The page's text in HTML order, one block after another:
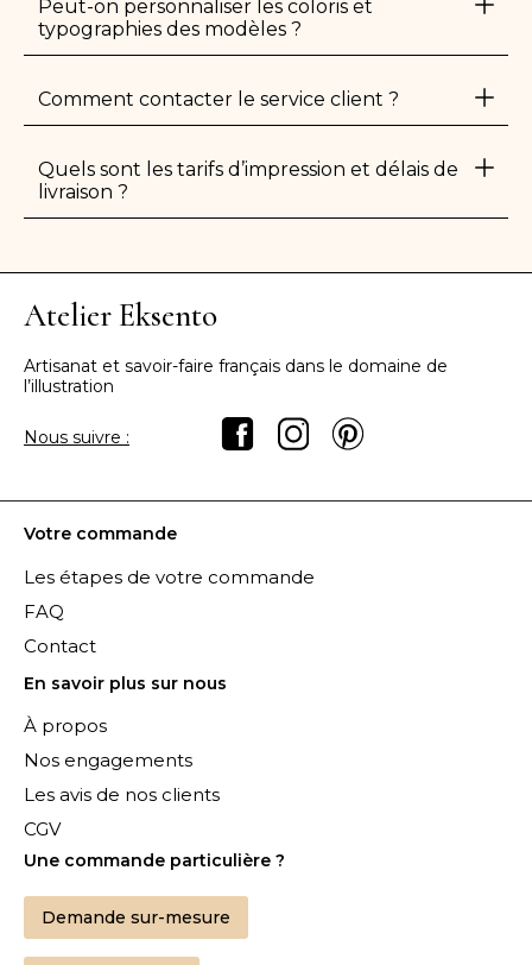
Peut-on personnaliser les coloris et
typographies des modèles ?
Comment contacter le service client ?
Quels sont les tarifs d’impression et délais de
livraison ?
Atelier Eksento
Artisanat et savoir-faire français dans le domaine de
l’illustration
Nous suivre :
Votre commande
Les étapes de votre commande
FAQ
Contact
En savoir plus sur nous
À propos
Nos engagements
Les avis de nos clients
CGV
Une commande particulière ?
Demande sur-mesure